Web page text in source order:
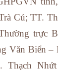
Cú; TT.
trực
Văn Biển –
Thạch